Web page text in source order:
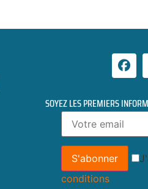
SOYEZ LES PREMIERS
conditions